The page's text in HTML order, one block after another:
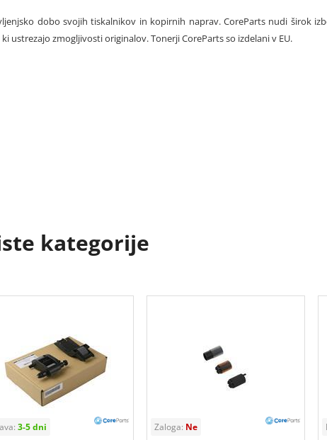
dobo svojih tiskalnikov in kopirnih naprav. CoreParts nudi širok
ustrezajo zmogljivosti originalov. Tonerji CoreParts so izdelani v EU.
kategorije